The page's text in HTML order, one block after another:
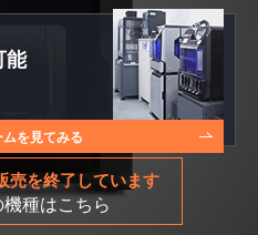
能
を見てみる
売を終了しています
種はこちら